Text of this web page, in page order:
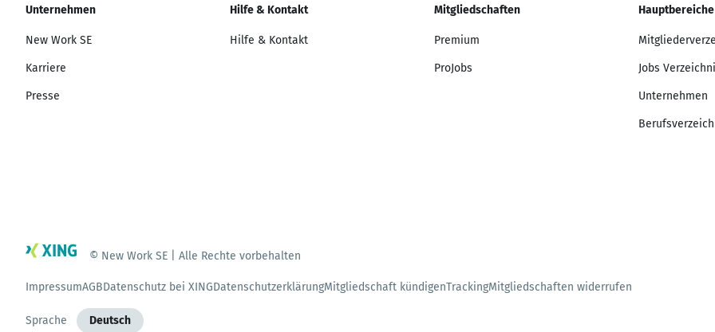
Unternehmen
New Work SE
Karriere
Presse
Hilfe & Kontakt
Hilfe & Kontakt
Mitgliedschaften
Premium
ProJobs
Hauptbereiche
Jobs
Unternehmen
© New Work SE | Alle Rechte vorbehalten
ImpressumAGBDatenschutz bei XINGDatenschutzerklärungMitgliedschaft kündigenTrackingMitgliedschaften widerrufen
Sprache Deutsch